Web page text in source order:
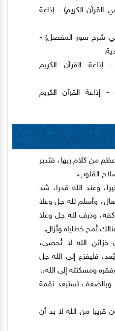
القرآن الكريم) - إذاعة
في شرح سور المفصل) -
القرآن الكريم
القرآن الكريم
من كلام ربها، فتدبر
القلوب.
وعند الله قدرا، شد
وأسلم لله جل وعلا
وذرف لله جل وعلا
تُمح خطاياه وتُزال.
خزائن الله لا تُحصى،
فليفزع إلى الله جل
ومسكنته إلى الله،.
وبالضعف تستبعد نقمة
قريبا من الله لا بد أن